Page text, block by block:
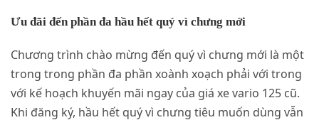
Ưu đãi đến phần đa hầu hết quý vì chưng mới
Chương trình chào mừng đến quý vì chưng mới là một
trong trong phần đa phần xoành xoạch phải với trong
với kế hoạch khuyến mãi ngay của giá xe vario 125 cũ.
Khi đăng ký, hầu hết quý vì chưng tiêu muốn dùng vẫn